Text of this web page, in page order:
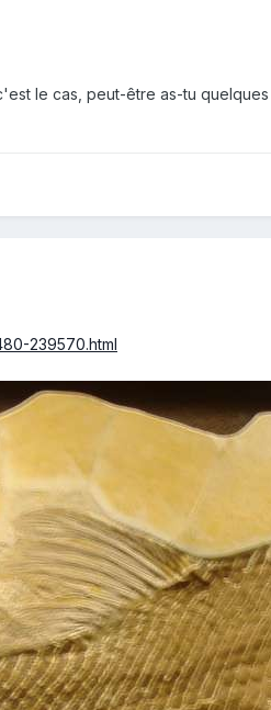
le cas, peut-être as-tu
239570.html